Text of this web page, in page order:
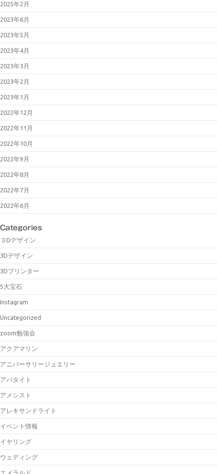
2025年2月
2023年6月
2023年5月
2023年4月
2023年3月
2023年2月
2023年1月
2022年12月
2022年11月
2022年10月
2022年9月
2022年8月
2022年7月
2022年6月
Categories
３Dデザイン
3Dデザイン
3Dプリンター
5大宝石
Instagram
Uncategorized
zoom勉強会
アクアマリン
アニバーサリージュエリー
アパタイト
アメシスト
アレキサンドライト
イベント情報
イヤリング
ウェディング
エメラルド